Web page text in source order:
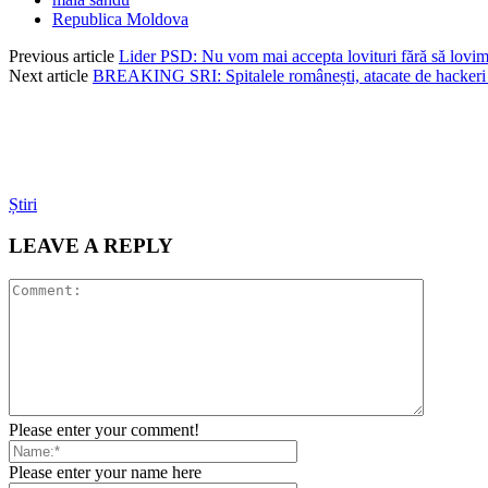
Republica Moldova
Previous article Lider PSD: Nu vom mai accepta lovituri fără să
Next article BREAKING SRI: Spitalele românești, atacate de
Știri
LEAVE A REPLY
Please enter your comment!
Please enter your name here